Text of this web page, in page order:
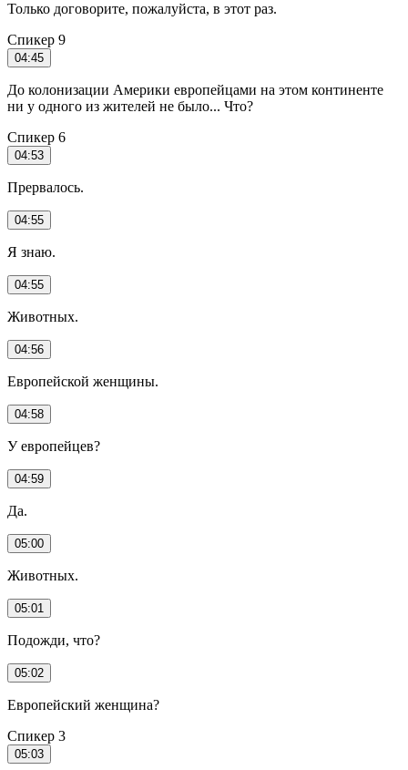
Только договорите, пожалуйста, в этот раз.
Спикер 9
04:45
До колонизации Америки европейцами на этом континенте
ни у одного из жителей не было... Что?
Спикер 6
04:53
Прервалось.
04:55
Я знаю.
04:55
Животных.
04:56
Европейской женщины.
04:58
У европейцев?
04:59
Да.
05:00
Животных.
05:01
Подожди, что?
05:02
Европейский женщина?
Спикер 3
05:03